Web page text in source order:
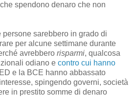
spendono denaro che non
persone sarebbero in grado di
per alcune settimane durante
avrebbero risparmi, qualcosa
odiano e contro cui hanno
e la BCE hanno abbassato
spingendo governi, società
in prestito somme di denaro